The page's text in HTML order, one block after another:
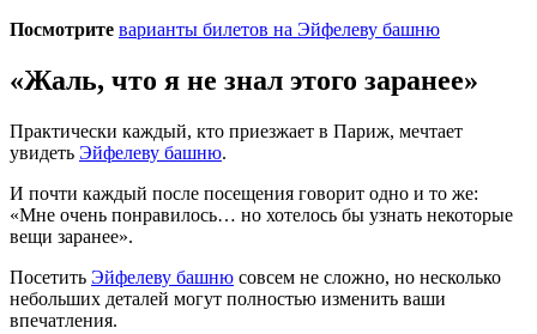
Посмотрите варианты билетов на Эйфелеву башню
«Жаль, что я не знал этого заранее»
Практически каждый, кто приезжает в Париж, мечтает
увидеть Эйфелеву башню.
И почти каждый после посещения говорит одно и то же:
«Мне очень понравилось… но хотелось бы узнать некоторые
вещи заранее».
Посетить Эйфелеву башню совсем не сложно, но несколько
небольших деталей могут полностью изменить ваши
впечатления.